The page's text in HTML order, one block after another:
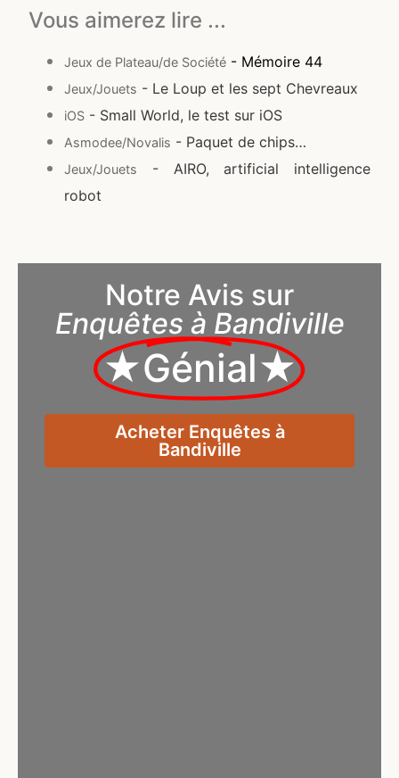
Vous aimerez lire ...
Jeux de Plateau/de Société - Mémoire 44
Jeux/Jouets - Le Loup et les sept Chevreaux
iOS - Small World, le test sur iOS
Asmodee/Novalis - Paquet de chips…
Jeux/Jouets
- AIRO, artificial intelligence
robot
Notre Avis sur
Enquêtes à Bandiville
★Génial★
Acheter Enquêtes à
Bandiville